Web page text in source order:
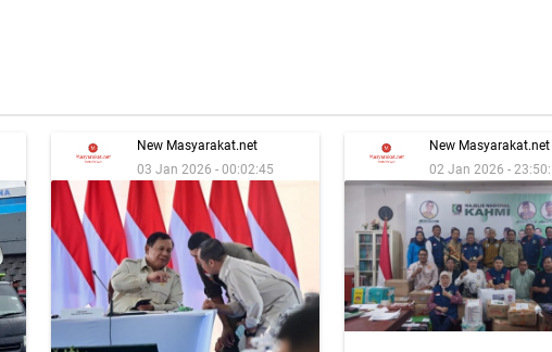
New Masyarakat.net
03 Jan 2026 - 00:02:45
New Masyarakat.net
02 Jan 2026 -